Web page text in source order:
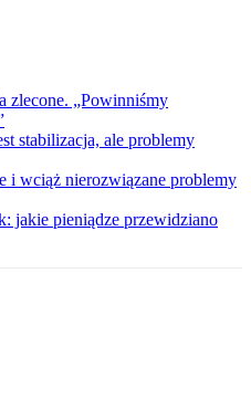
zlecone. „Powinniśmy
stabilizacja, ale problemy
i wciąż nierozwiązane problemy
jakie pieniądze przewidziano